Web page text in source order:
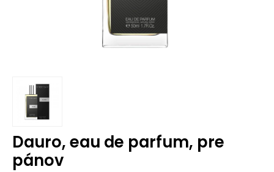
Dauro, eau de parfum, pre
pánov